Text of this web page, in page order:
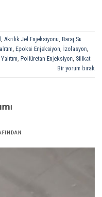
, Akrilik Jel Enjeksiyonu, Baraj Su
, Epoksi Enjeksiyon, İzolasyon,
, Poliüretan Enjeksiyon, Silikat
Bir yorum bırak